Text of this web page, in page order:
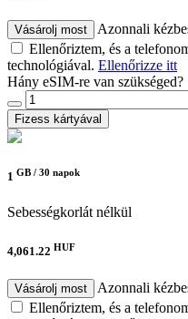
Vásárolj most
Azonnali
Ellenőriztem, és a
technológiával. Ellenőrizze itt
Hány eSIM-re van szükséged?
Fizess kártyával
1 GB / 30 napok
Sebességkorlát nélkül
4,061.22 HUF
Vásárolj most
Azonnali
Ellenőriztem, és a